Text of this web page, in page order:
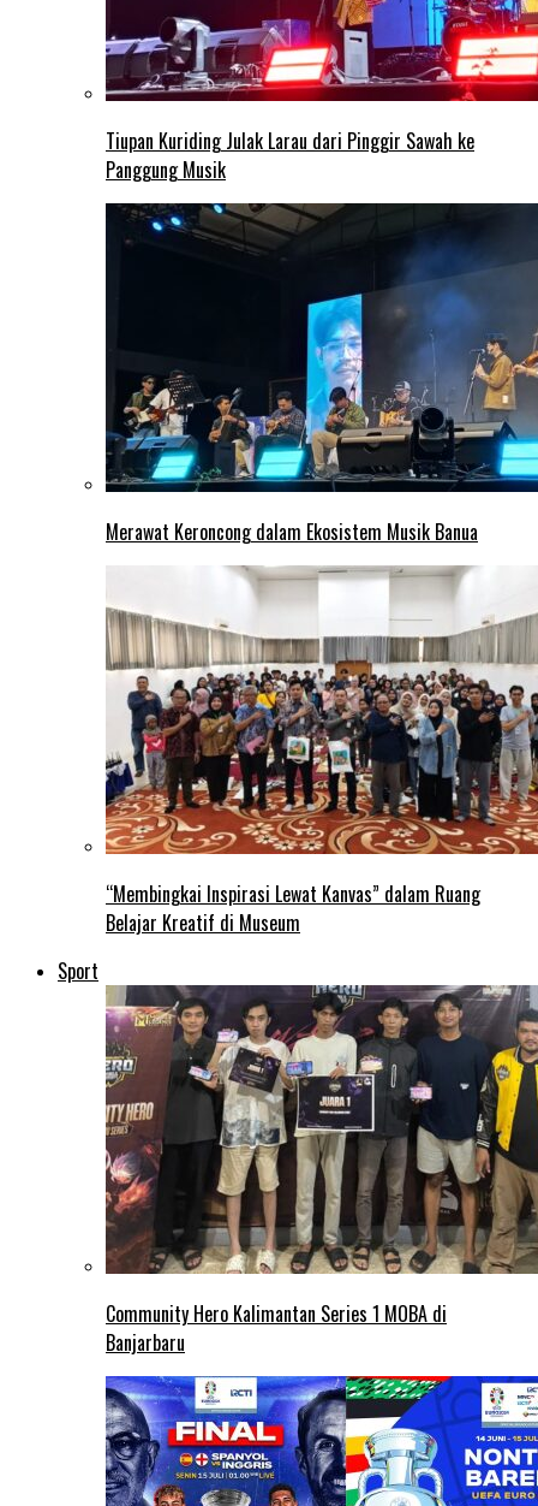
Tiupan Kuriding Julak Larau dari Pinggir Sawah ke
Panggung Musik
Merawat Keroncong dalam Ekosistem Musik Banua
“Membingkai Inspirasi Lewat Kanvas” dalam Ruang
Belajar Kreatif di Museum
Sport
Community Hero Kalimantan Series 1 MOBA di
Banjarbaru